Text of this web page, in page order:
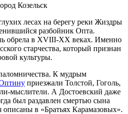
Козельск
лесах на берегу реки Жиздры
разбойник Опта.
обрела в XVIII-XX веках. Именно
старчества, который признан
культуры.
К мудрым
приезжали Толстой, Гоголь,
А Достоевский даже
был раздавлен смертью сына
в «Братьях Карамазовых».